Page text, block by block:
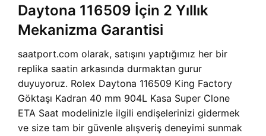
Daytona 116509 İçin 2 Yıllık
Mekanizma Garantisi
saatport.com olarak, satışını yaptığımız her bir
replika saatin arkasında durmaktan gurur
duyuyoruz. Rolex Daytona 116509 King Factory
Göktaşı Kadran 40 mm 904L Kasa Super Clone
ETA Saat modelinizle ilgili endişelerinizi gidermek
ve size tam bir güvenle alışveriş deneyimi sunmak